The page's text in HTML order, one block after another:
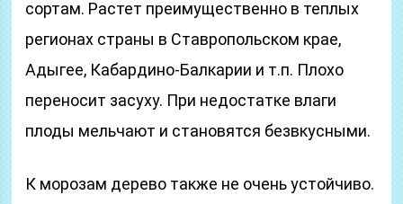
сортам. Растет преимущественно в теплых
регионах страны в Ставропольском крае,
Адыгее, Кабардино-Балкарии и т.п. Плохо
переносит засуху. При недостатке влаги
плоды мельчают и становятся безвкусными.
К морозам дерево также не очень устойчиво.